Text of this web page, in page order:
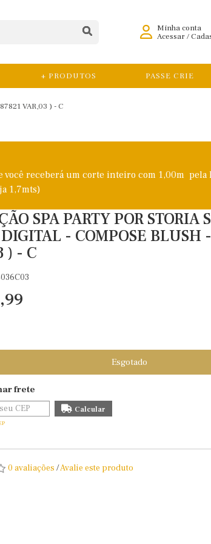
Minha conta
Acessar/
+ PRODUTOS PASSE CRIE
VAR,03 ) - C
você receberá um corte inteiro com 1,00m pela
1,7mts)
SPA PARTY POR STORIA
- COMPOSE BLUSH
) - C
Esgotado
frete
0 avaliações /Avalie este produto